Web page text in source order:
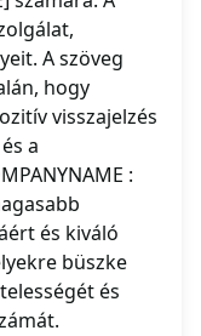
A szöveg
hogy
visszajelzés
a
:
és kiváló
büszke
és